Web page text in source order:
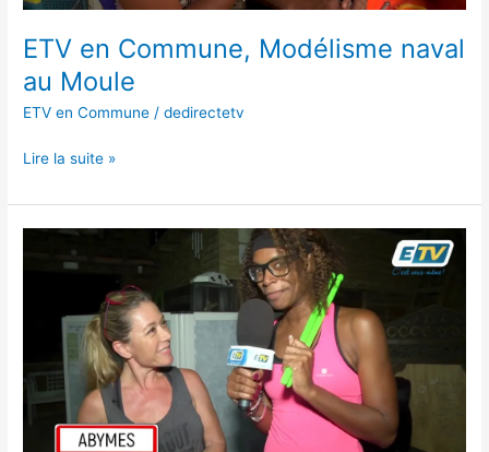
ETV en Commune, Modélisme naval
au Moule
ETV en Commune /dedirectetv
Lire la suite »
Fitness
aux
Abymes